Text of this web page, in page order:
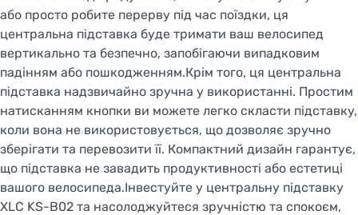
або просто робите перерву під час поїздки, ця
центральна підставка буде тримати ваш велосипед
вертикально та безпечно, запобігаючи випадковим
падінням або пошкодженням.Крім того, ця центральна
підставка надзвичайно зручна у використанні. Простим
натисканням кнопки ви можете легко скласти підставку,
коли вона не використовується, що дозволяє зручно
зберігати та перевозити її. Компактний дизайн гарантує,
що підставка не завадить продуктивності або естетиці
вашого велосипеда.Інвестуйте у центральну підставку
XLC KS-B02 та насолоджуйтеся зручністю та спокоєм,